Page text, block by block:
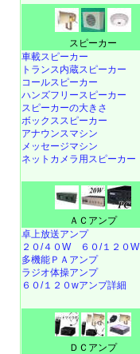
スピーカー
車載スピーカー
トランス内蔵スピーカー
コールスピーカー
ハンズフリースピーカー
スピーカーの大きさ
ボックススピーカー
アナウンスマシン
メッセージマシン
ネットカメラ用スピーカー
ＡＣアンプ
卓上放送アンプ
２０/４０W
６０/１２０W
多機能ＰＡアンプ
ラジオ体操アンプ
６０/１２０wアンプ詳細
ＤＣアンプ